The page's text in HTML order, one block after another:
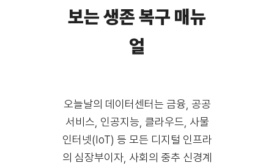
보는 생존 복구 매뉴
얼
오늘날의 데이터센터는 금융, 공공
서비스, 인공지능, 클라우드, 사물
인터넷(IoT) 등 모든 디지털 인프라
의 심장부이자, 사회의 중추 신경계